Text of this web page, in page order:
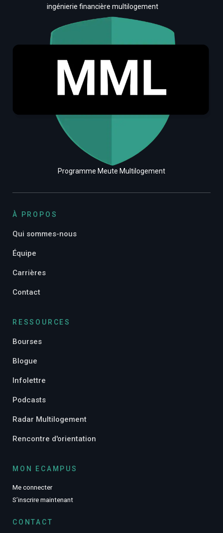
ingénierie financière multilogement
Programme Meute Multilogement
À PROPOS
Qui sommes-nous
Équipe
Carrières
Contact
RESSOURCES
Bourses
Blogue
Infolettre
Podcasts
Radar Multilogement
Rencontre d'orientation
MON ECAMPUS
Me connecter
S’inscrire maintenant
CONTACT